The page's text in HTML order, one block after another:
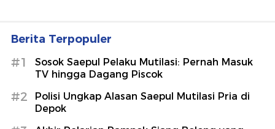
Berita Terpopuler
#1
Sosok Saepul Pelaku Mutilasi: Pernah Masuk
TV hingga Dagang Piscok
#2
Polisi Ungkap Alasan Saepul Mutilasi Pria di
Depok